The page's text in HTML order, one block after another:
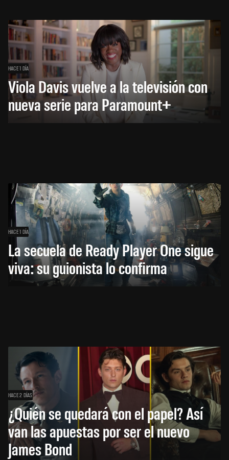
HACE 1 DÍA
Viola Davis vuelve a la televisión con
nueva serie para Paramount+
HACE 1 DÍA
La secuela de Ready Player One sigue
viva: su guionista lo confirma
HACE 2 DÍAS
¿Quién se quedará con el papel? Así
van las apuestas por ser el nuevo
James Bond